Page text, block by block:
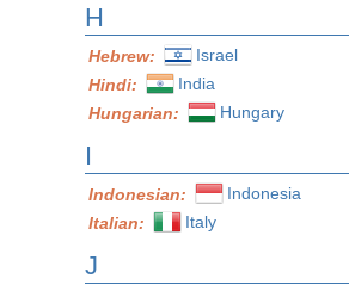
H
Hebrew:
Israel
Hindi:
India
Hungarian:
Hungary
I
Indonesian:
Indonesia
Italian:
Italy
J